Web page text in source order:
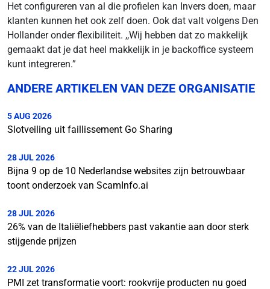
Het configureren van al die profielen kan Invers doen, maar
klanten kunnen het ook zelf doen. Ook dat valt volgens Den
Hollander onder flexibiliteit. ,,Wij hebben dat zo makkelijk
gemaakt dat je dat heel makkelijk in je backoffice systeem
kunt integreren.”
ANDERE ARTIKELEN VAN DEZE ORGANISATIE
5 AUG 2026
Slotveiling uit faillissement Go Sharing
28 JUL 2026
Bijna 9 op de 10 Nederlandse websites zijn betrouwbaar
toont onderzoek van ScamInfo.ai
28 JUL 2026
26% van de Italiëliefhebbers past vakantie aan door sterk
stijgende prijzen
22 JUL 2026
PMI zet transformatie voort: rookvrije producten nu goed